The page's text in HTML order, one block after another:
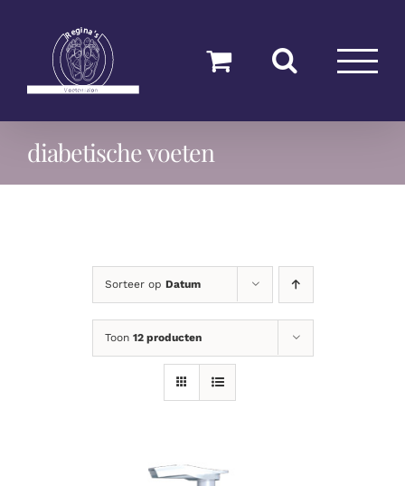
diabetische voeten
Sorteer op Datum
Toon 12 producten